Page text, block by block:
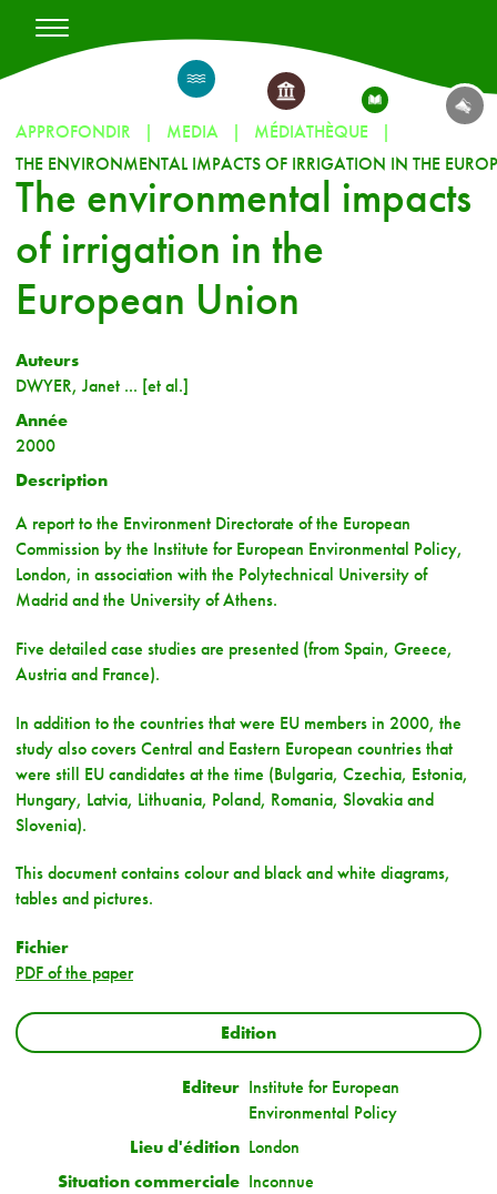
APPROFONDIR MEDIA MÉDIATHÈQUE
The environmental impacts
of irrigation in the
European Union
Auteurs
DWYER, Janet ... [et al.]
Année
2000
Description
A report to the Environment Directorate of the European
Commission by the Institute for European Environmental Policy,
London, in association with the Polytechnical University of
Madrid and the University of Athens.
Five detailed case studies are presented (from Spain, Greece,
Austria and France).
In addition to the countries that were EU members in 2000, the
study also covers Central and Eastern European countries that
were still EU candidates at the time (Bulgaria, Czechia, Estonia,
Hungary, Latvia, Lithuania, Poland, Romania, Slovakia and
Slovenia).
This document contains colour and black and white diagrams,
tables and pictures.
Fichier
PDF of the paper
Edition
Editeur Institute for European
Environmental Policy
Lieu d'édition London
Situation commerciale Inconnue